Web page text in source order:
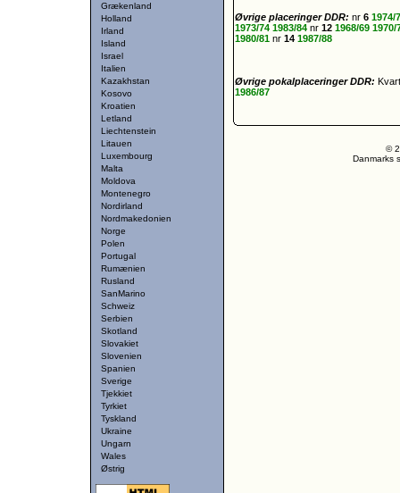
Grækenland
Holland
Irland
Island
Israel
Italien
Kazakhstan
Kosovo
Kroatien
Letland
Liechtenstein
Litauen
Luxembourg
Malta
Moldova
Montenegro
Nordirland
Nordmakedonien
Norge
Polen
Portugal
Rumænien
Rusland
SanMarino
Schweiz
Serbien
Skotland
Slovakiet
Slovenien
Spanien
Sverige
Tjekkiet
Tyrkiet
Tyskland
Ukraine
Ungarn
Wales
Østrig
Øvrige placeringer DDR: nr 6 1974/
1973/74 1983/84 nr 12 1968/69 1970/
1980/81 nr 14 1987/88
Øvrige pokalplaceringer DDR:
1986/87
©
Danmarks